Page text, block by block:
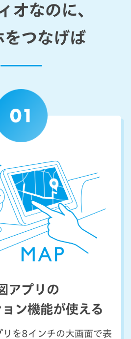
オなのに、
をつなげば
アプリの
ン機能が使える
リを8インチの大画面で表